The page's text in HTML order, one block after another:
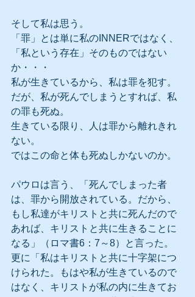
そして私は思う。
「罪」とは単に私のINNERではなく、
「私という存在」そのものではない
か・・・
私が生きているから、私は罪を犯す。
だが、私が死んでしまうとすれば、私
の罪も死ぬ。
生きている限り、人は罪から離れきれ
ない。
ではこの命と体も死ぬしかないのか。
パウロは言う、「死んでしまった者
は、罪から開放されている。だから、
もし私達がキリストと共に死んだので
あれば、キリストと共に生きることに
なる」（ロマ書6：7～8）と言った。
更に「私はキリストと共に十字架につ
けられた。もはや私が生きているので
はなく、キリストが私の内に生きてお